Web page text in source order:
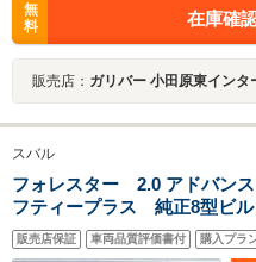
無
料
在庫確
販売店： ガリバー 小田原東インタ
スバル
フォレスター 2.0 アドバン
フティープラス 純正8型ビ
イド・バックカメラ デジタ
バックドア 全席シートヒー
販売店保証 車両品質評価書付 購入プラ